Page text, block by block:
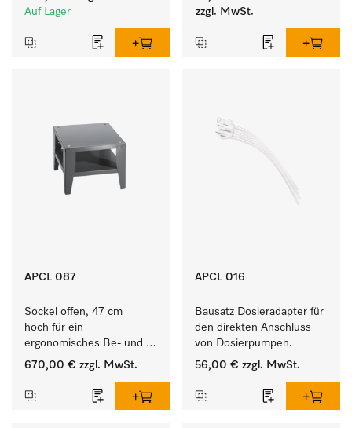
Dosierpumpen.
Auf Lager
Buntwäsche.
zzgl. MwSt.
APCL 087
Sockel offen, 47 cm
hoch für ein
ergonomisches Be- und
Entladen von
Trockner.
670,00 € zzgl. MwSt.
APCL 016
Bausatz Dosieradapter für
den direkten Anschluss
von Dosierpumpen.
56,00 € zzgl. MwSt.